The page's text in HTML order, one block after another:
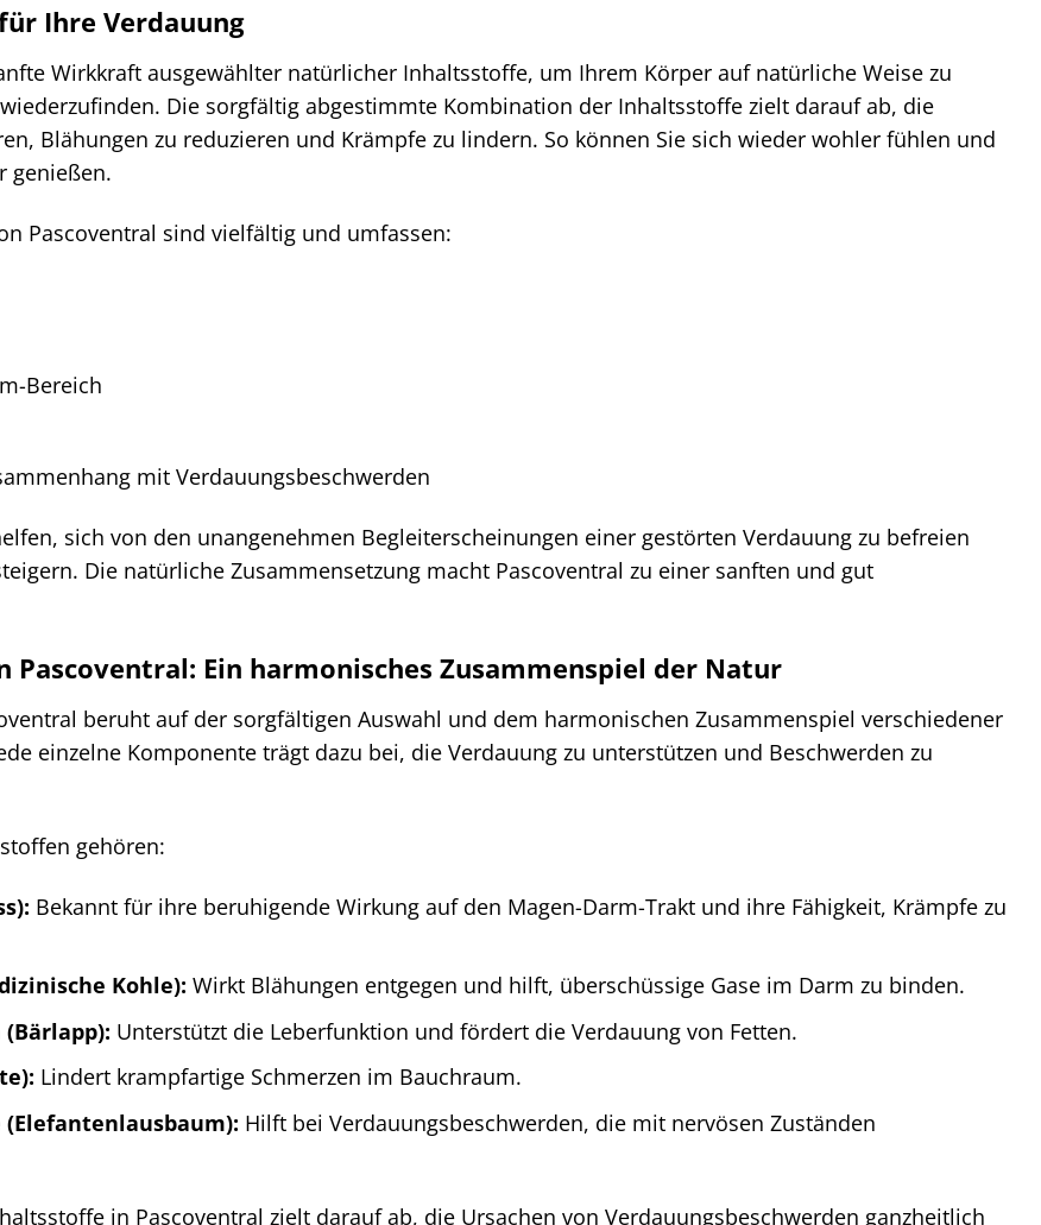
Ihre Verdauung
Wirkkraft ausgewählter natürlicher Inhaltsstoffe, um Ihrem Körper auf natürliche Weise zu
Die sorgfältig abgestimmte Kombination der Inhaltsstoffe zielt darauf ab, die
Blähungen zu reduzieren und Krämpfe zu lindern. So können Sie sich wieder wohler fühlen und
genießen.
Pascoventral sind vielfältig und umfassen:
Bereich
mit Verdauungsbeschwerden
sich von den unangenehmen Begleiterscheinungen einer gestörten Verdauung zu befreien
Die natürliche Zusammensetzung macht Pascoventral zu einer sanften und gut
Pascoventral: Ein harmonisches Zusammenspiel der Natur
beruht auf der sorgfältigen Auswahl und dem harmonischen Zusammenspiel verschiedener
einzelne Komponente trägt dazu bei, die Verdauung zu unterstützen und Beschwerden zu
gehören:
Bekannt für ihre beruhigende Wirkung auf den Magen-Darm-Trakt und ihre Fähigkeit, Krämpfe zu
Kohle): Wirkt Blähungen entgegen und hilft, überschüssige Gase im Darm zu binden.
Unterstützt die Leberfunktion und fördert die Verdauung von Fetten.
Lindert krampfartige Schmerzen im Bauchraum.
Hilft bei Verdauungsbeschwerden, die mit nervösen Zuständen
in Pascoventral zielt darauf ab, die Ursachen von Verdauungsbeschwerden ganzheitlich